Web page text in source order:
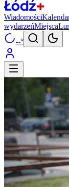
Wiadomości
wydarzeńMiejsca
--°